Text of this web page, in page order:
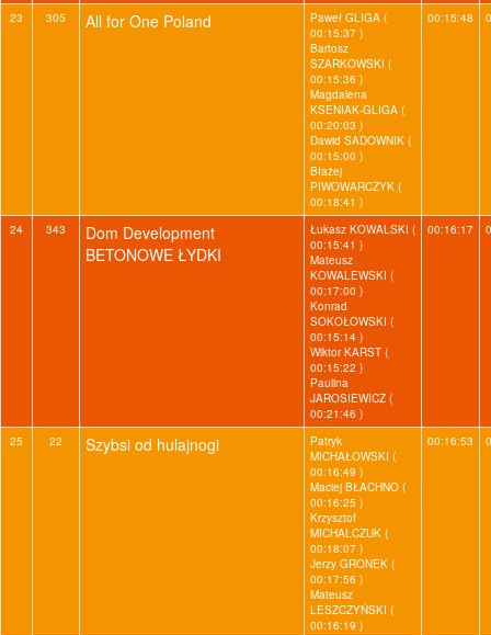
23 305 All for One Poland
Paweł GLIGA (
00:15:37 )
Bartosz
SZARKOWSKI (
00:15:36 )
Magdalena
KSENIAK-GLIGA (
00:20:03 )
Dawid SADOWNIK (
00:15:00 )
Błażej
PIWOWARCZYK (
00:18:41 )
00:15:48
24 343
Dom Development
BETONOWE ŁYDKI
Łukasz KOWALSKI (
00:15:41 )
Mateusz
KOWALEWSKI (
00:17:00 )
Konrad
SOKOŁOWSKI (
00:15:14 )
Wiktor KARST (
00:15:22 )
Paulina
JAROSIEWICZ (
00:21:46 )
00:16:17
25 22 Szybsi od hulajnogi
Patryk
MICHAŁOWSKI (
00:16:49 )
Maciej BŁACHNO (
00:16:25 )
Krzysztof
MICHALCZUK (
00:18:07 )
Jerzy GRONEK (
00:17:56 )
Mateusz
LESZCZYŃSKI (
00:16:19 )
00:16:53